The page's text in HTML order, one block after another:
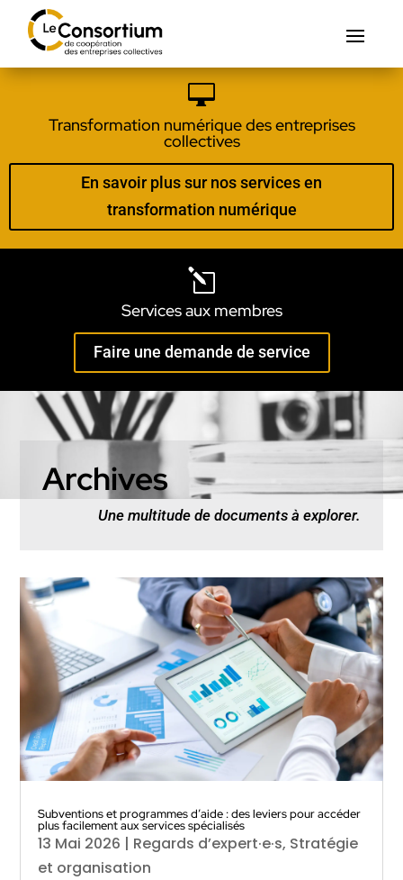

Transformation numérique des entreprises
collectives
En savoir plus sur nos services en
transformation numérique
l
Services aux membres
Faire une demande de service
Archives
Une multitude de documents à explorer.
Subventions et programmes d’aide : des leviers pour accéder
plus facilement aux services spécialisés
13 Mai 2026 | Regards d’expert·e·s, Stratégie
et organisation